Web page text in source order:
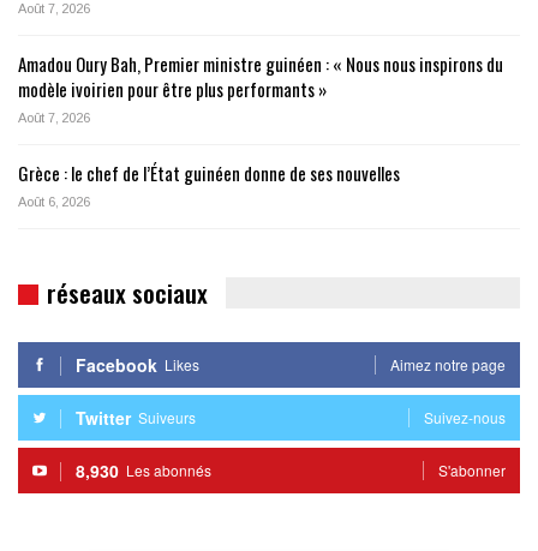
Août 7, 2026
Amadou Oury Bah, Premier ministre guinéen : « Nous nous inspirons du
modèle ivoirien pour être plus performants »
Août 7, 2026
Grèce : le chef de l’État guinéen donne de ses nouvelles
Août 6, 2026
réseaux sociaux
Facebook Likes Aimez notre page
Twitter Suiveurs Suivez-nous
8,930 Les abonnés S'abonner